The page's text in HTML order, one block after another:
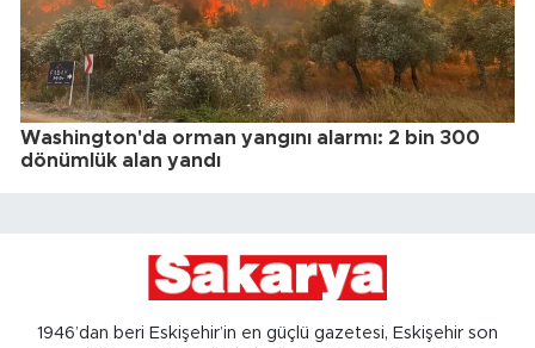
Washington'da orman yangını alarmı: 2 bin 300
dönümlük alan yandı
1946’dan beri Eskişehir’in en güçlü gazetesi, Eskişehir son